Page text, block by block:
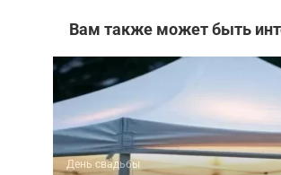
Вам также может быть
День свадьбы